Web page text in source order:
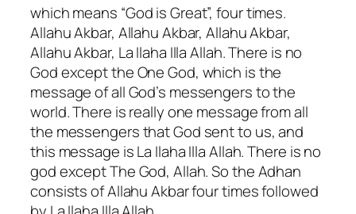
which means “God is Great”, four times.
Allahu Akbar, Allahu Akbar, Allahu Akbar,
Allahu Akbar, La Ilaha Illa Allah. There is no
God except the One God, which is the
message of all God’s messengers to the
world. There is really one message from all
the messengers that God sent to us, and
this message is La Ilaha Illa Allah. There is no
god except The God, Allah. So the Adhan
consists of Allahu Akbar four times followed